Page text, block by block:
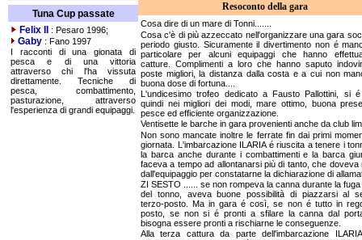
Tuna Cup passate
Felix II
: Pesaro 1996;
Gaby : Fano 1997
I racconti di una gionata di
pesca e di una vittoria
attraverso chi l'ha vissuta
direttamente. Tecniche di
pesca, combattimento,
pasturazione, attraverso
l'esperienza di grandi equipaggi.
Resoconto della gara
Cosa dire di un mare di Tonni.......
Cosa c'è di più azzeccato nell'organizzare una gara
periodo giusto. Sicuramente il divertimento non é
particolare per alcuni equipaggi che hanno
catture. Complimenti a loro che hanno saputo
poste migliori, la distanza dalla costa e a cui non
buona dose di fortuna....
L'undicesimo trofeo dedicato a Fausto Pallottini, si
quindi nei migliori dei modi, mare ottimo, buona
pesce ed efficiente organizzazione.
Ventisette le barche in gara provenienti anche da club
Non sono mancate inoltre le ferrate fin dai primi
giornata. L'imbarcazione ILARIA é riuscita a tenere i
la barca anche durante i combattimenti e la barca
faceva a tempo ad allontanarsi più di tanto, che doveva
dall'equipaggio per constatarne la dichiarazione di
ZI SESTO ...... se non rompeva la canna durante la fuga
del tonno, aveva buone possibilità di piazzarsi al
terzo-posto. Ma in gara é così, se non é tutto in
posto, se non si é pronti a sfilare la canna dal
bisogna essere pronti a rischiarne le conseguenze.
Alla terza cattura da parte dell'imbarcazione